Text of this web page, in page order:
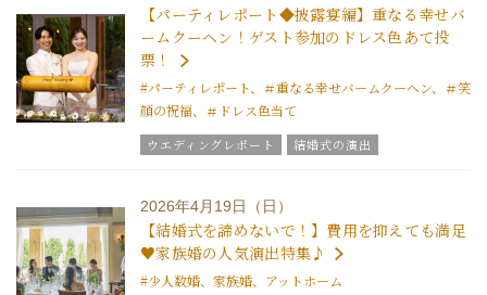
【パーティレポート◆披露宴編】重なる幸せバ
ームクーヘン！ゲスト参加のドレス色あて投
票！
#パーティレポート、＃重なる幸せバームクーヘン、＃笑
顔の祝福、＃ドレス色当て
ウエディングレポート
結婚式の演出
グラツィエのウエディング情報
ウエディングスタッフｖｏｉｃｅ
チームグラツィエメンバー
グラツィエについて
2026年4月19日（日）
【結婚式を諦めないで！】費用を抑えても満足
♥家族婚の人気演出特集♪
#少人数婚、家族婚、アットホーム